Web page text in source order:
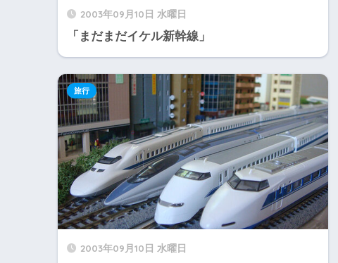
2003年09月10日 水曜日
「まだまだイケル新幹線」
2003年09月10日 水曜日
旅行